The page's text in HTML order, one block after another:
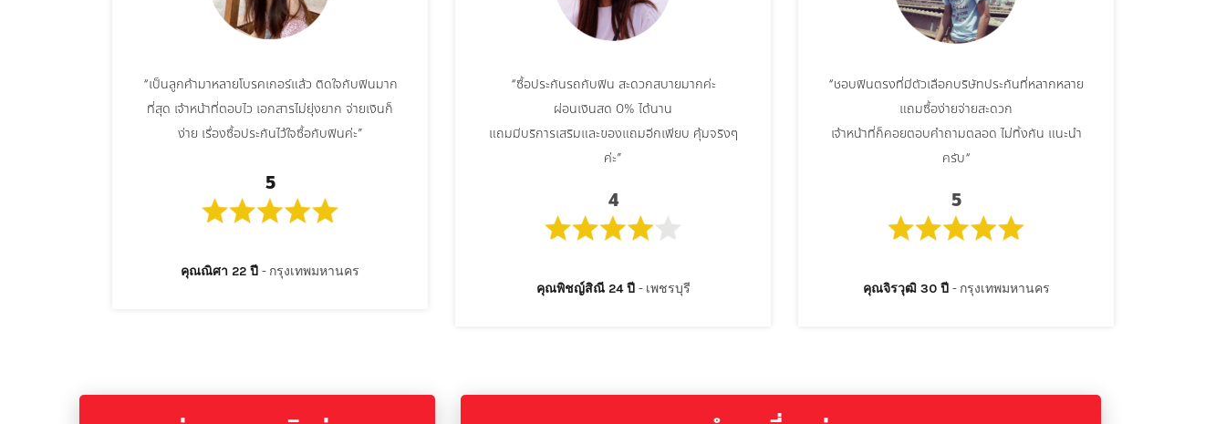
“เป็นลูกค้ามาหลายโบรคเกอร์แล้ว ติดใจกับฟินมาก
ที่สุด เจ้าหน้าที่ตอบไว เอกสารไม่ยุ่งยาก จ่ายเงินก็
ง่าย เรื่องซื้อประกันไว้ใจซื้อกับฟินค่ะ”
5
คุณณิศา 22 ปี กรุงเทพมหานคร
“ซื้อประกันรถกับฟิน สะดวกสบายมากค่ะ
ผ่อนเงินสด 0% ได้นาน
แถมมีบริการเสริมและของแถมอีกเพียบ คุ้มจริงๆ
ค่ะ”
4
คุณพิชญ์สิณี 24 ปี เพชรบุรี
“ชอบฟินตรงที่มีตัวเลือกบริษัทประกันที่หลากหลาย
แถมซื้อง่ายจ่ายสะดวก
เจ้าหน้าที่ก็คอยตอบคำถามตลอด ไม่ทิ้งกัน แนะนำ
ครับ“
5
คุณจิรวุฒิ 30 ปี กรุงเทพมหานคร